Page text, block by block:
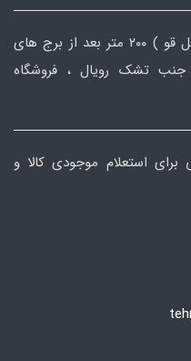
شعبه دوم : مازندران ، سلمانشهر (متل قو ) ۲۰۰ متر بعد از برج های
جنب تشک رویال ، فروشگاه
استعلام موجودی کالا و